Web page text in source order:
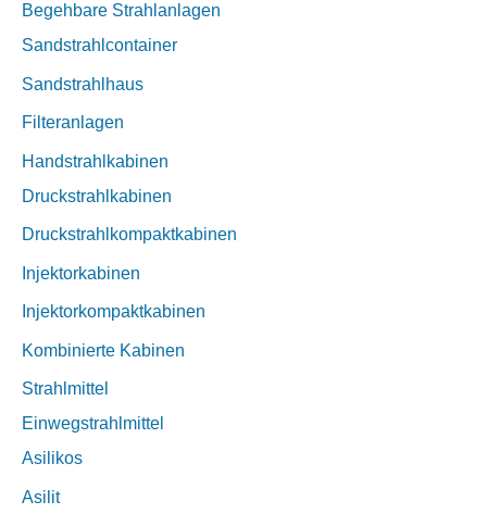
Begehbare Strahlanlagen
Sandstrahlcontainer
Sandstrahlhaus
Filteranlagen
Handstrahlkabinen
Druckstrahlkabinen
Druckstrahlkompaktkabinen
Injektorkabinen
Injektorkompaktkabinen
Kombinierte Kabinen
Strahlmittel
Einwegstrahlmittel
Asilikos
Asilit